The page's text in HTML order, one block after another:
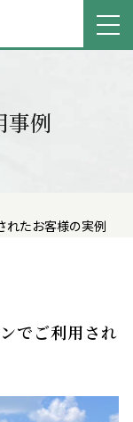
事例
れたお客様の実例
でご利用され